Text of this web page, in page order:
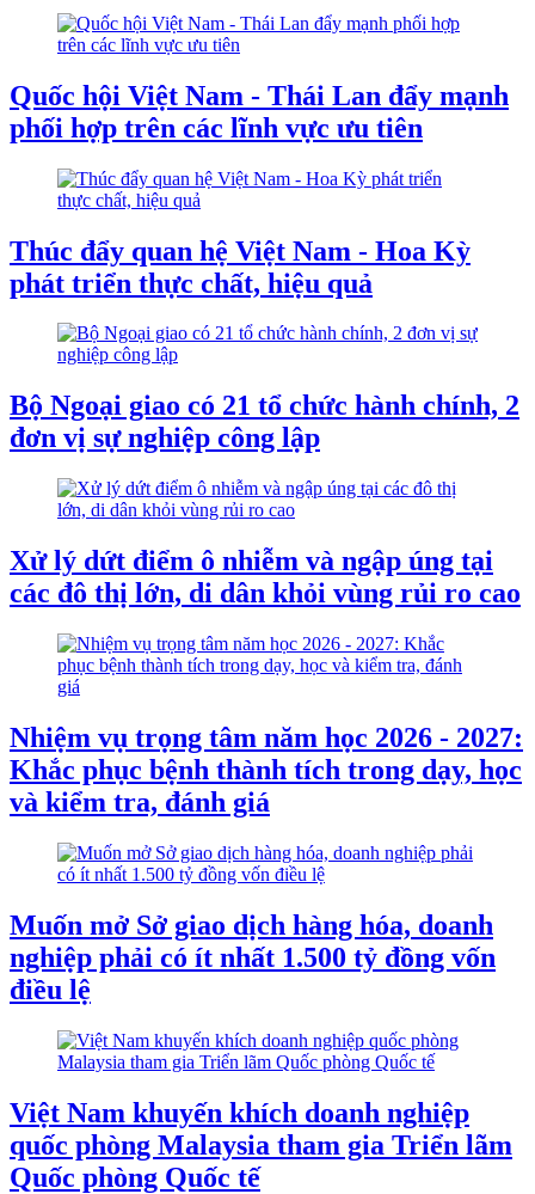
Quốc hội Việt Nam - Thái Lan đẩy mạnh
phối hợp trên các lĩnh vực ưu tiên
Thúc đẩy quan hệ Việt Nam - Hoa Kỳ
phát triển thực chất, hiệu quả
Bộ Ngoại giao có 21 tổ chức hành chính, 2
đơn vị sự nghiệp công lập
Xử lý dứt điểm ô nhiễm và ngập úng tại
các đô thị lớn, di dân khỏi vùng rủi ro cao
Nhiệm vụ trọng tâm năm học 2026 - 2027:
Khắc phục bệnh thành tích trong dạy, học
và kiểm tra, đánh giá
Muốn mở Sở giao dịch hàng hóa, doanh
nghiệp phải có ít nhất 1.500 tỷ đồng vốn
điều lệ
Việt Nam khuyến khích doanh nghiệp
quốc phòng Malaysia tham gia Triển lãm
Quốc phòng Quốc tế